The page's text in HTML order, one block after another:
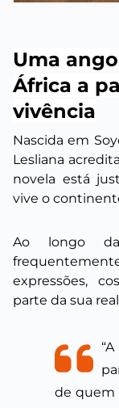
Uma
África a
vivência
Nascida em
Lesliana
novela está
vive o
Ao longo
expressões,
parte da sua
de quem